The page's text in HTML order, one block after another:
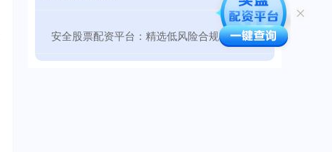
​安全股票配资平台：精选低风险合规渠道指南